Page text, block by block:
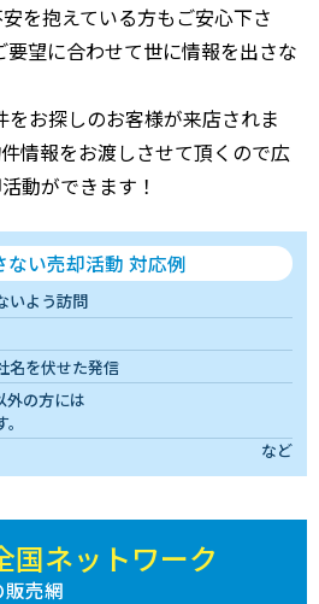
を抱えている方もご安心下さ
望に合わせて世に情報を出さな
をお探しのお客様が来店されま
情報をお渡しさせて頂くので広
動ができます！
ない売却活動 対応例
いよう訪問
名を伏せた発信
外の方には
など
国ネットワーク
販売網